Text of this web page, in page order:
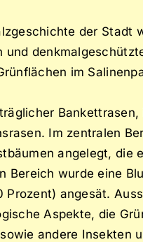
der Stadt
im
Im zentralen
angelegt, die
Bereich wurde eine
angesät.
Aspekte, die
andere Insekten